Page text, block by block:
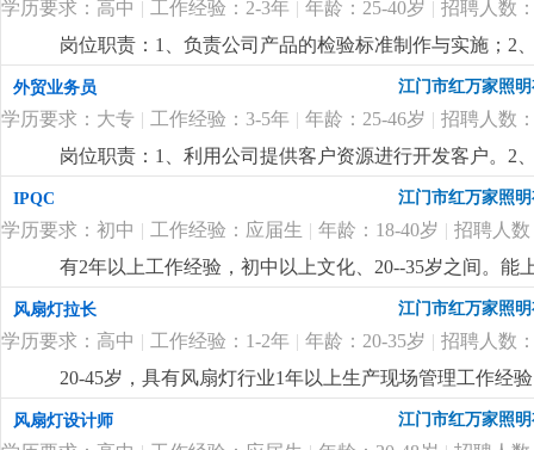
学历要求：高中 | 工作经验：2-3年 | 年龄：25-40岁 | 招聘人数
岗位职责：1、负责公司产品的检验标准制作与实施；2
与处理，必要时定期与供应商沟通，协助供应商建立完
管理工作经验。任职要求：1、高中以上学历，熟悉电
质主管管理工作经验;3、熟悉iso9001质量管理体系。实
题:4、熟练使用电脑办公软件。 更详细...
外贸业务员 江门市红万家照
学历要求：大专 | 工作经验：3-5年 | 年龄：25-46岁 | 招聘人数
岗位职责：1、利用公司提供客户资源进行开发客户。2
踪。任职要求：1、英语口语标准，口齿清楚，较强语
和责任感；3、会社媒拓客，有欧美东南亚风扇灯客户资
IPQC 江门市红万家照
学历要求：初中 | 工作经验：应届生 | 年龄：18-40岁 | 招聘人数
有2年以上工作经验，初中以上文化、20--35岁之间。
更详细...
风扇灯拉长 江门市红万家照
学历要求：高中 | 工作经验：1-2年 | 年龄：20-35岁 | 招聘人数
20-45岁，具有风扇灯行业1年以上生产现场管理工作经
风扇灯设计师 江门市红万家照